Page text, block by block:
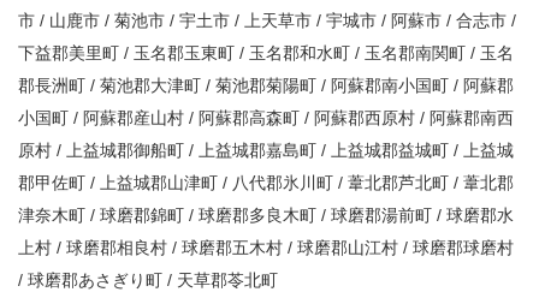
市 / 山鹿市 / 菊池市 / 宇土市 / 上天草市 / 宇城市 / 阿蘇市 / 合志市 /
下益郡美里町 / 玉名郡玉東町 / 玉名郡和水町 / 玉名郡南関町 / 玉名
郡長洲町 / 菊池郡大津町 / 菊池郡菊陽町 / 阿蘇郡南小国町 / 阿蘇郡
小国町 / 阿蘇郡産山村 / 阿蘇郡高森町 / 阿蘇郡西原村 / 阿蘇郡南西
原村 / 上益城郡御船町 / 上益城郡嘉島町 / 上益城郡益城町 / 上益城
郡甲佐町 / 上益城郡山津町 / 八代郡氷川町 / 葦北郡芦北町 / 葦北郡
津奈木町 / 球磨郡錦町 / 球磨郡多良木町 / 球磨郡湯前町 / 球磨郡水
上村 / 球磨郡相良村 / 球磨郡五木村 / 球磨郡山江村 / 球磨郡球磨村
/ 球磨郡あさぎり町 / 天草郡苓北町